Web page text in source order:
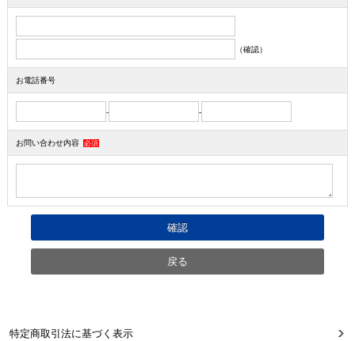
（確認）
お電話番号
- -
お問い合わせ内容 必須
特定商取引法に基づく表示